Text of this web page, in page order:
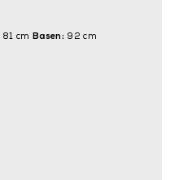
81 cm Basen:92 cm